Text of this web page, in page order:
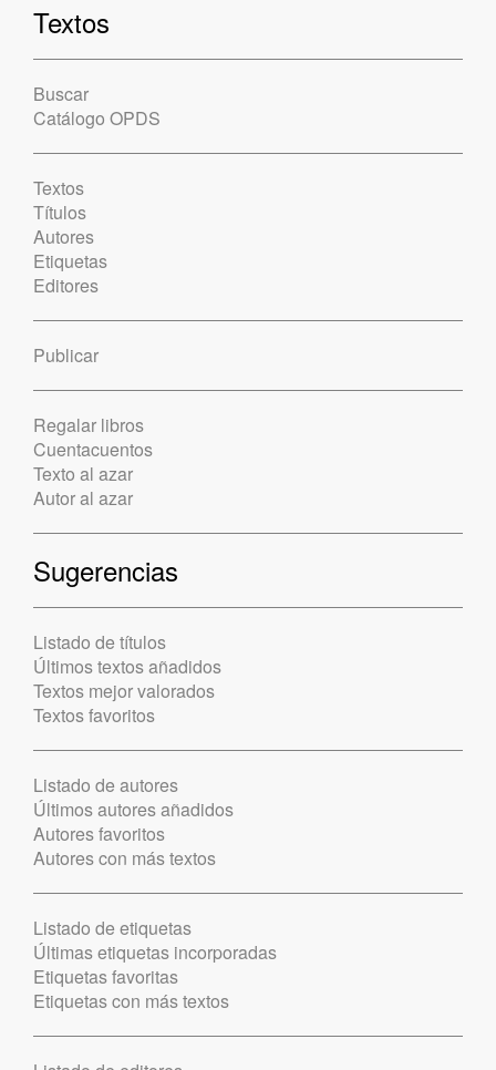
Textos
Buscar
Catálogo OPDS
Textos
Títulos
Autores
Etiquetas
Editores
Publicar
Regalar libros
Cuentacuentos
Texto al azar
Autor al azar
Sugerencias
Listado de títulos
Últimos textos añadidos
Textos mejor valorados
Textos favoritos
Listado de autores
Últimos autores añadidos
Autores favoritos
Autores con más textos
Listado de etiquetas
Últimas etiquetas incorporadas
Etiquetas favoritas
Etiquetas con más textos